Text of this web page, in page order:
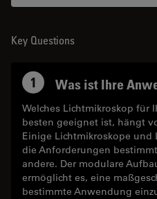
Key Questions
1 Was ist Ihre
Welches Lichtmikroskop für
besten geeignet ist, hängt
Einige Lichtmikroskope
die Anforderungen
andere. Der modulare
ermöglicht es, eine
bestimmte Anwendung